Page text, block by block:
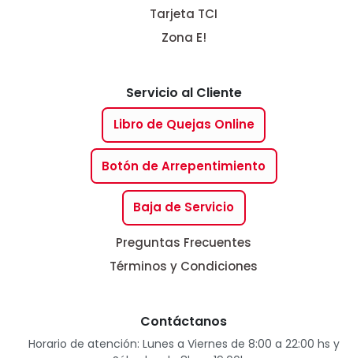
Tarjeta TCI
Zona E!
Servicio al Cliente
Libro de Quejas Online
Botón de Arrepentimiento
Baja de Servicio
Preguntas Frecuentes
Términos y Condiciones
Contáctanos
Horario de atención: Lunes a Viernes de 8:00 a 22:00 hs y